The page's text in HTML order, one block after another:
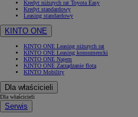
Kredyt niższych rat Toyota Easy
Kredyt standardowy
Leasing standardowy
KINTO ONE
KINTO ONE Leasing niższych rat
KINTO ONE Leasing konsumencki
KINTO ONE Najem
KINTO ONE Zarządzanie flotą
KINTO Mobility
Dla właścicieli
Dla właścicieli
Serwis